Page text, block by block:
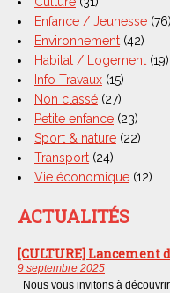
Enfance / Jeunesse (76)
Environnement (42)
Habitat / Logement (19)
Info Travaux (15)
Non classé (27)
Petite enfance (23)
Sport & nature (22)
Transport (24)
Vie économique (12)
ACTUALITÉS
[CULTURE] Lancement
9 septembre 2025
Nous vous invitons à